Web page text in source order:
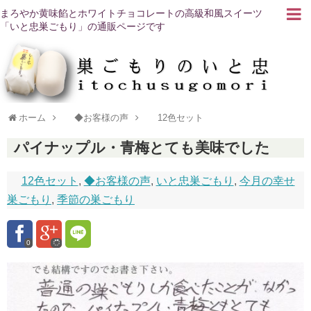
まろやか黄味餡とホワイトチョコレートの高級和風スイーツ
「いと忠巣ごもり」の通販ページです
ホーム ◆お客様の声 12色セット
パイナップル・青梅とても美味でした
12色セット , ◆お客様の声, いと忠巣ごもり , 今月の幸せ
巣ごもり , 季節の巣ごもり
0